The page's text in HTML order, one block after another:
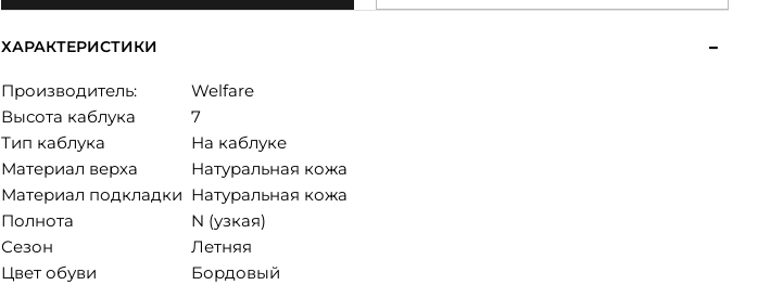
ХАРАКТЕРИСТИКИ
Производитель:
Welfare
Высота каблука
7
Тип каблука
На каблуке
Материал верха
Натуральная кожа
Материал подкладки Натуральная кожа
Полнота
N (узкая)
Сезон
Летняя
Цвет обуви
Бордовый